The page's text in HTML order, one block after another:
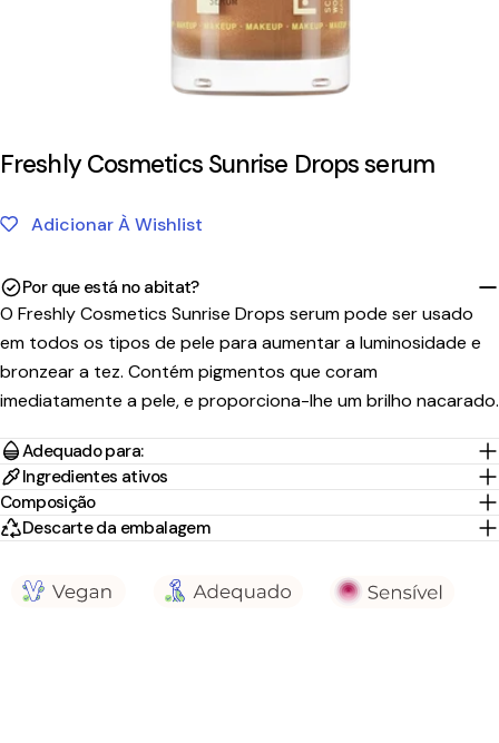
Freshly Cosmetics Sunrise Drops serum
Adicionar À Wishlist
Por que está no abitat?
O Freshly Cosmetics Sunrise Drops serum pode ser usado
em todos os tipos de pele para aumentar a luminosidade e
bronzear a tez. Contém pigmentos que coram
imediatamente a pele, e proporciona-lhe um brilho nacarado.
Adequado para:
Ingredientes ativos
Composição
Descarte da embalagem